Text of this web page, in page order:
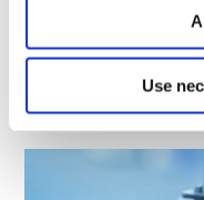
Use
Lequel choisir :
facile et respectueux
deux parties pour des
économiques.